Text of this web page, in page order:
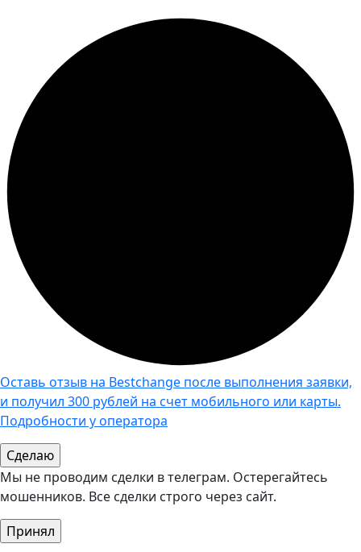
Оставь отзыв на Bestchange после выполнения заявки,
и получил 300 рублей на счет мобильного или карты.
Подробности у оператора
Мы не проводим сделки в телеграм. Остерегайтесь
мошенников. Все сделки строго через сайт.